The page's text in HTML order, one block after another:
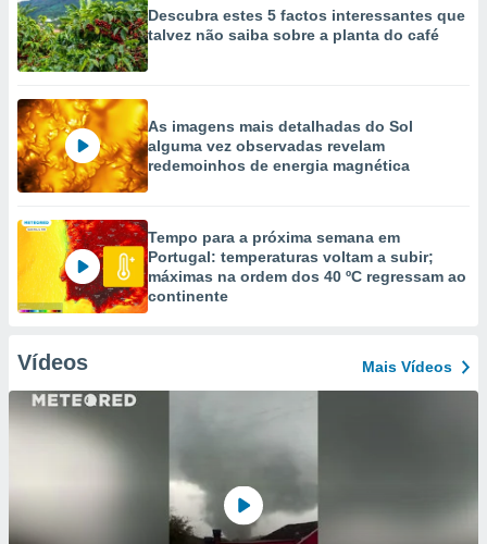
Descubra estes 5 factos interessantes que
talvez não saiba sobre a planta do café
As imagens mais detalhadas do Sol
alguma vez observadas revelam
redemoinhos de energia magnética
Tempo para a próxima semana em
Portugal: temperaturas voltam a subir;
máximas na ordem dos 40 ºC regressam ao
continente
Vídeos Mais Vídeos